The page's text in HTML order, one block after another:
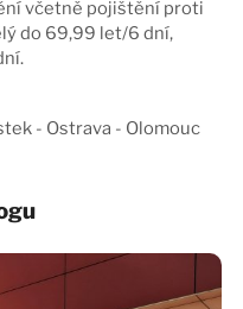
včetně pojištění proti
do 69,99 let/6 dní,
- Ostrava - Olomouc